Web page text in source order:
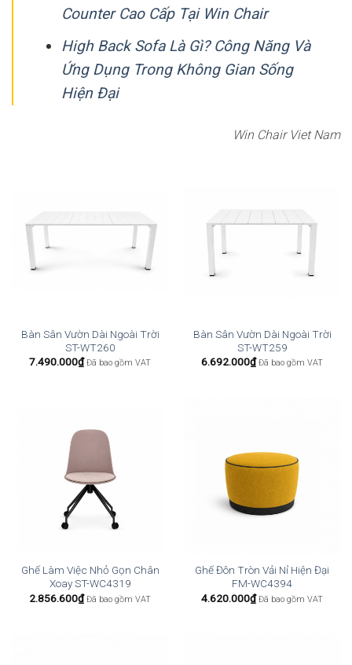
Counter Cao Cấp Tại Win Chair
High Back Sofa Là Gì? Công Năng Và
Ứng Dụng Trong Không Gian Sống
Hiện Đại
Win Chair Viet Nam
Bàn Sân Vườn Dài Ngoài Trời
ST-WT260
7.490.000₫ Đã bao gồm VAT
Bàn Sân Vườn Dài Ngoài Trời
ST-WT259
6.692.000₫ Đã bao gồm VAT
Ghế Làm Việc Nhỏ Gọn Chân
Xoay ST-WC4319
2.856.600₫ Đã bao gồm VAT
Ghế Đôn Tròn Vải Nỉ Hiện Đại
FM-WC4394
4.620.000₫ Đã bao gồm VAT